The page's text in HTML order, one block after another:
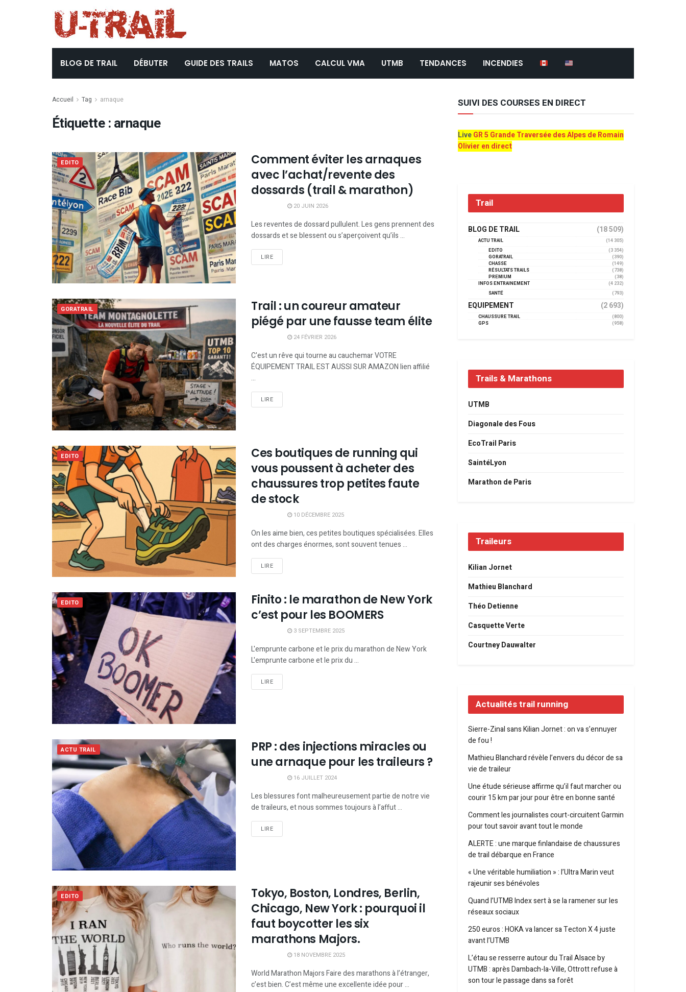
BLOG DE TRAIL DÉBUTER GUIDE DES TRAILS MATOS CALCUL VMA UTMB TENDANCES INCENDIES
Accueil Tag arnaque
Étiquette :arnaque
EDITO
Comment éviter les arnaques
avec l’achat/revente des
dossards (trail & marathon)
20 JUIN 2026
Les reventes de dossard pullulent. Les gens prennent des
dossards et se blessent ou s’aperçoivent qu’ils ...
LIRE
GORATRAIL
Trail : un coureur amateur
piégé par une fausse team élite
24 FÉVRIER 2026
C'est un rêve qui tourne au cauchemar VOTRE
ÉQUIPEMENT TRAIL EST AUSSI SUR AMAZON lien affilié
...
LIRE
EDITO
Ces boutiques de running qui
vous poussent à acheter des
chaussures trop petites faute
de stock
10 DÉCEMBRE 2025
On les aime bien, ces petites boutiques spécialisées. Elles
ont des charges énormes, sont souvent tenues ...
LIRE
EDITO
Finito : le marathon de New York
c’est pour les BOOMERS
3 SEPTEMBRE 2025
L'emprunte carbone et le prix du marathon de New York
L'emprunte carbone et le prix du ...
LIRE
ACTU TRAIL
PRP : des injections miracles ou
une arnaque pour les traileurs ?
16 JUILLET 2024
Les blessures font malheureusement partie de notre vie
de traileurs, et nous sommes toujours à l’affut ...
LIRE
EDITO
Tokyo, Boston, Londres, Berlin,
Chicago, New York : pourquoi il
faut boycotter les six
marathons Majors.
18 NOVEMBRE 2025
World Marathon Majors Faire des marathons à l’étranger,
c’est bien. C’est même une excellente idée pour ...
SUIVI DES COURSES EN DIRECT
LiveGR 5 Grande Traversée des Alpes de Romain
Olivier en direct
Trail
BLOG DE TRAIL (18 509)
ACTU TRAIL
(14 305)
EDITO
(3 354)
GORATRAIL
(390)
CHASSE
(149)
RÉSULTATS TRAILS
(738)
PREMIUM
(38)
INFOS ENTRAINEMENT
(4 232)
SANTÉ
(793)
EQUIPEMENT (2 693)
CHAUSSURE TRAIL
(800)
GPS
(958)
Trails & Marathons
UTMB
Diagonale des Fous
EcoTrail Paris
SaintéLyon
Marathon de Paris
Traileurs
Kilian Jornet
Mathieu Blanchard
Théo Detienne
Casquette Verte
Courtney Dauwalter
Actualités trail running
Sierre-Zinal sans Kilian Jornet : on va s’ennuyer
de fou !
Mathieu Blanchard révèle l’envers du décor de sa
vie de traileur
Une étude sérieuse affirme qu’il faut marcher ou
courir 15 km par jour pour être en bonne santé
Comment les journalistes court-circuitent Garmin
pour tout savoir avant tout le monde
ALERTE : une marque finlandaise de chaussures
de trail débarque en France
« Une véritable humiliation » : l’Ultra Marin veut
rajeunir ses bénévoles
Quand l’UTMB Index sert à se la ramener sur les
réseaux sociaux
250 euros : HOKA va lancer sa Tecton X 4 juste
avant l’UTMB
L’étau se resserre autour du Trail Alsace by
UTMB : après Dambach-la-Ville, Ottrott refuse à
son tour le passage dans sa forêt